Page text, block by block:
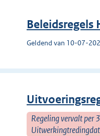
Beleidsregels
Geldend van 10-07-
Regeling vervalt